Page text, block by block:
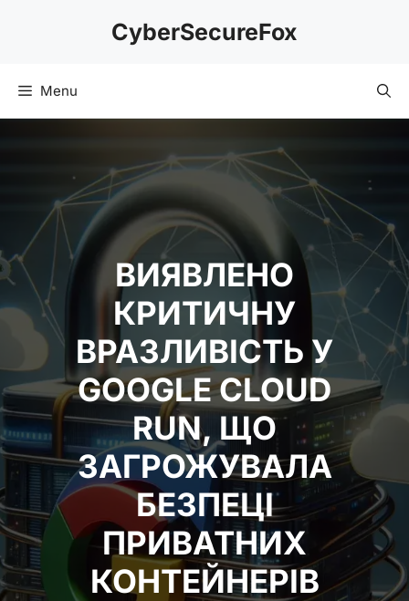
CyberSecureFox
Menu
ВИЯВЛЕНО
КРИТИЧНУ
ВРАЗЛИВІСТЬ У
GOOGLE CLOUD
RUN, ЩО
ЗАГРОЖУВАЛА
БЕЗПЕЦІ
ПРИВАТНИХ
КОНТЕЙНЕРІВ